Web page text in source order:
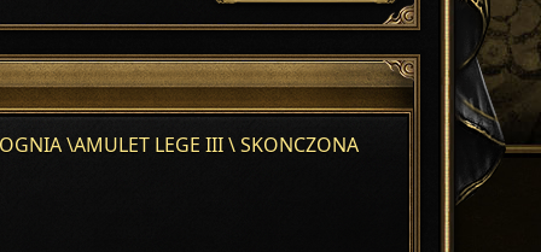
\AMULET LEGE III \ SKONCZONA